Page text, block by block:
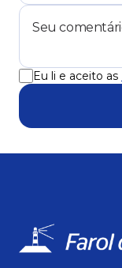
Eu li e aceito as